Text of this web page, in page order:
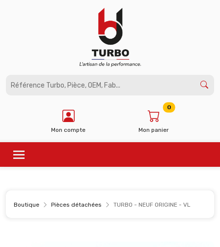
Mon compte Mon panier
0
Boutique Pièces détachées TURBO - NEUF ORIGINE - VL
Panneau de gestion des cookies